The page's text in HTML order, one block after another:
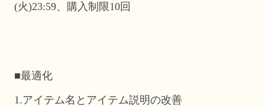
(火)23:59、購入制限10回
■最適化
1.アイテム名とアイテム説明の改善